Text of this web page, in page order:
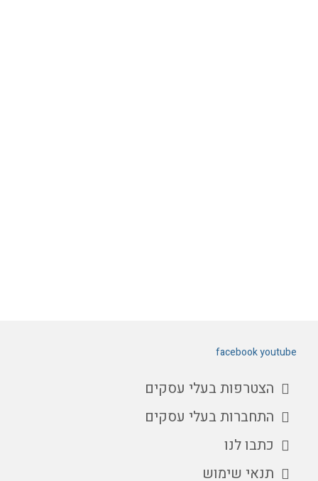
facebookyoutube
הצטרפות בעלי עסקים
התחברות בעלי עסקים
כתבו לנו
תנאי שימוש